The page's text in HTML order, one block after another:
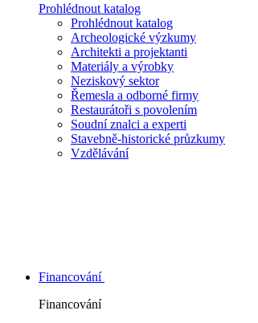
Prohlédnout katalog
Prohlédnout katalog
Archeologické výzkumy
Architekti a projektanti
Materiály a výrobky
Neziskový sektor
Řemesla a odborné firmy
Restaurátoři s povolením
Soudní znalci a experti
Stavebně-historické průzkumy
Vzdělávání
Financování
Financování